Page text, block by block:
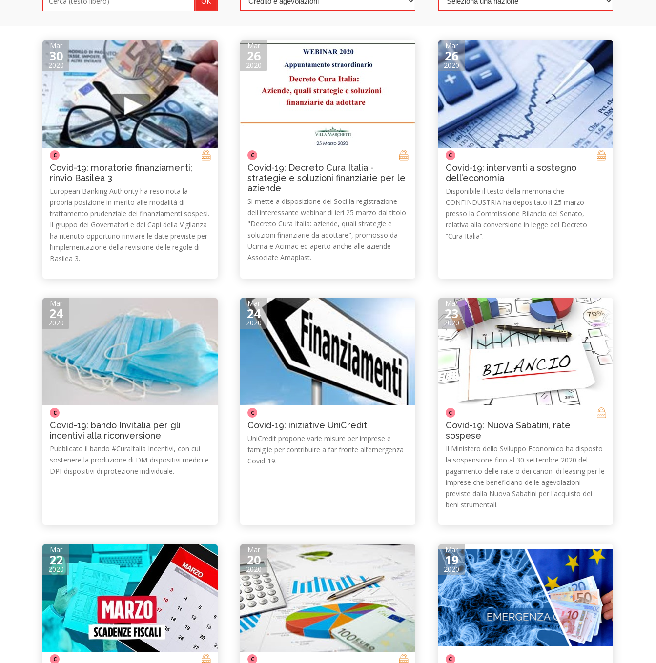
Mar
30
2020
C
Covid-19: moratorie finanziamenti;
rinvio Basilea 3
European Banking Authority ha reso nota la
propria posizione in merito alle modalità di
trattamento prudenziale dei finanziamenti sospesi.
Il gruppo dei Governatori e dei Capi della Vigilanza
ha ritenuto opportuno rinviare le date previste per
l’implementazione della revisione delle regole di
Basilea 3.
Mar
26
2020
C
Covid-19: Decreto Cura Italia -
strategie e soluzioni finanziarie per le
aziende
Si mette a disposizione dei Soci la registrazione
dell'interessante webinar di ieri 25 marzo dal titolo
"Decreto Cura Italia: aziende, quali strategie e
soluzioni finanziarie da adottare", promosso da
Ucima e Acimac ed aperto anche alle aziende
Associate Amaplast.
Mar
26
2020
C
Covid-19: interventi a sostegno
dell’economia
Disponibile il testo della memoria che
CONFINDUSTRIA ha depositato il 25 marzo
presso la Commissione Bilancio del Senato,
relativa alla conversione in legge del Decreto
“Cura Italia”.
Mar
24
2020
C
Covid-19: bando Invitalia per gli
incentivi alla riconversione
Pubblicato il bando #CuraItalia Incentivi, con cui
sostenere la produzione di DM-dispositivi medici e
DPI-dispositivi di protezione individuale.
Mar
24
2020
C
Covid-19: iniziative UniCredit
UniCredit propone varie misure per imprese e
famiglie per contribuire a far fronte all’emergenza
Covid-19.
Mar
23
2020
C
Covid-19: Nuova Sabatini, rate
sospese
Il Ministero dello Sviluppo Economico ha disposto
la sospensione fino al 30 settembre 2020 del
pagamento delle rate o dei canoni di leasing per le
imprese che beneficiano delle agevolazioni
previste dalla Nuova Sabatini per l'acquisto dei
beni strumentali.
Mar
22
2020
C
Mar
20
2020
C
Mar
19
2020
C